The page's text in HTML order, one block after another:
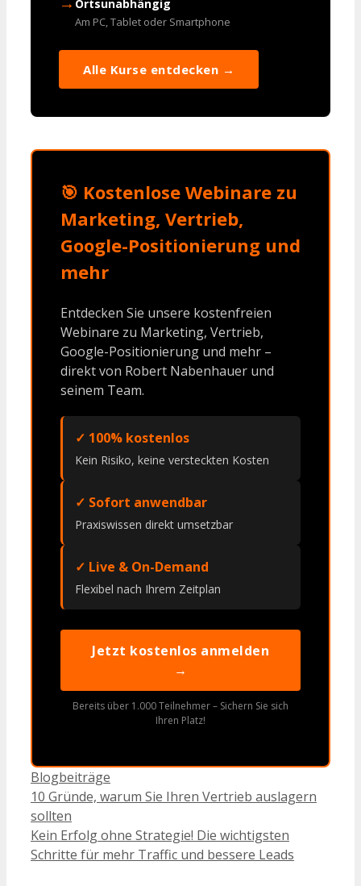
Ortsunabhängig
Am PC, Tablet oder Smartphone
Alle Kurse entdecken →
🎯 Kostenlose Webinare zu
Marketing, Vertrieb,
Google-Positionierung und
mehr
Entdecken Sie unsere kostenfreien
Webinare zu Marketing, Vertrieb,
Google-Positionierung und mehr –
direkt von Robert Nabenhauer und
seinem Team.
✓ 100% kostenlos
Kein Risiko, keine versteckten Kosten
✓ Sofort anwendbar
Praxiswissen direkt umsetzbar
✓ Live & On-Demand
Flexibel nach Ihrem Zeitplan
Jetzt kostenlos anmelden
→
Bereits über 1.000 Teilnehmer – Sichern Sie sich
Ihren Platz!
Kategorien
Blogbeiträge
10 Gründe, warum Sie Ihren Vertrieb auslagern
sollten
Kein Erfolg ohne Strategie! Die wichtigsten
Schritte für mehr Traffic und bessere Leads